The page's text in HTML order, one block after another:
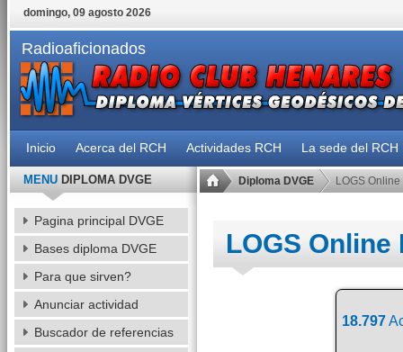
domingo, 09 agosto 2026
Radioaficionados
Inicio Acerca del RCH Actividades RCH La sede del RCH
Diploma DVGE LOGS Online
LOGS Online
18.797
MENUDIPLOMA DVGE
Pagina principal DVGE
Bases diploma DVGE
Para que sirven?
Anunciar actividad
Buscador de referencias